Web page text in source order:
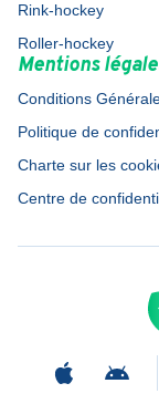
Rink-hockey
Roller-hockey
Mentions
Conditions
Politique de
Charte sur les
Centre de